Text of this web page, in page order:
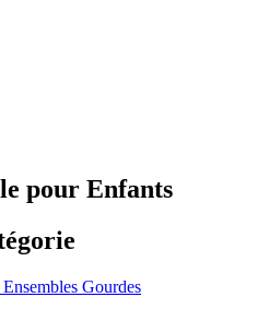
pour Enfants
Ensembles Gourdes